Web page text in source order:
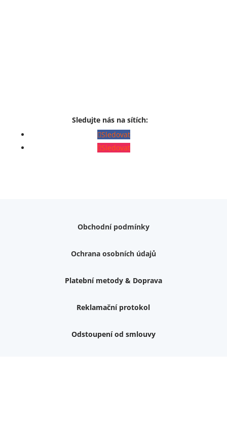
Sledujte nás na sítích:
Sledovat
Sledovat
Obchodní podmínky
Ochrana osobních údajů
Platební metody & Doprava
Reklamační protokol
Odstoupení od smlouvy